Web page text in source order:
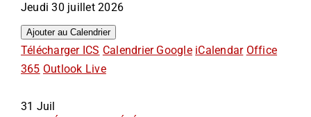
Jeudi 30 juillet 2026
Ajouter au Calendrier
Télécharger ICS Calendrier Google iCalendar Office
365 Outlook Live
31 Juil